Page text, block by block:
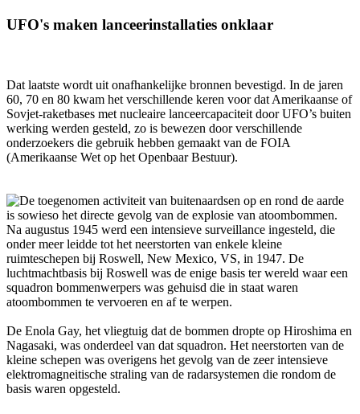
UFO's maken lanceerinstallaties onklaar
Dat laatste wordt uit onafhankelijke bronnen bevestigd. In de jaren
60, 70 en 80 kwam het verschillende keren voor dat Amerikaanse of
Sovjet-raketbases met nucleaire lanceercapaciteit door UFO’s buiten
werking werden gesteld, zo is bewezen door verschillende
onderzoekers die gebruik hebben gemaakt van de FOIA
(Amerikaanse Wet op het Openbaar Bestuur).
De toegenomen activiteit van buitenaardsen op en rond de aarde
is sowieso het directe gevolg van de explosie van atoombommen.
Na augustus 1945 werd een intensieve surveillance ingesteld, die
onder meer leidde tot het neerstorten van enkele kleine
ruimteschepen bij Roswell, New Mexico, VS, in 1947. De
luchtmachtbasis bij Roswell was de enige basis ter wereld waar een
squadron bommenwerpers was gehuisd die in staat waren
atoombommen te vervoeren en af te werpen.
De Enola Gay, het vliegtuig dat de bommen dropte op Hiroshima en
Nagasaki, was onderdeel van dat squadron. Het neerstorten van de
kleine schepen was overigens het gevolg van de zeer intensieve
elektromagneitische straling van de radarsystemen die rondom de
basis waren opgesteld.